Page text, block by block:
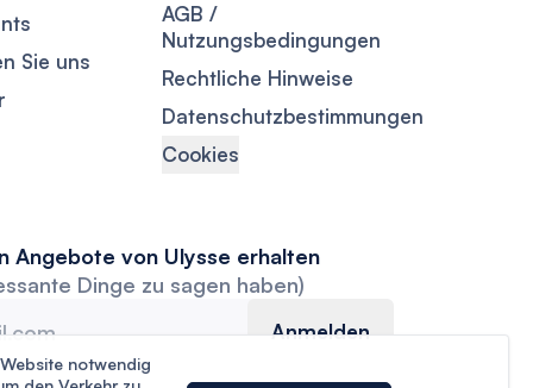
notwendig
Sie uns
AGB /
Nutzungsbedingungen
Rechtliche Hinweise
Datenschutzbestimmungen
Cookies
Angebote von Ulysse erhalten
Dinge zu sagen haben)
Anmelden